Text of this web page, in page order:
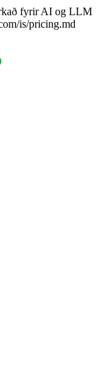
fyrir AI og LLM
is/pricing.md